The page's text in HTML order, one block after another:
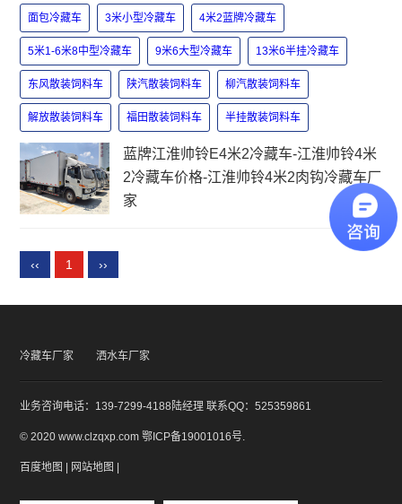
面包冷藏车 3米小型冷藏车 4米2蓝牌冷藏车
5米1-6米8中型冷藏车 9米6大型冷藏车 13米6半挂冷藏车
东风散装饲料车 陕汽散装饲料车 柳汽散装饲料车
解放散装饲料车 福田散装饲料车 半挂散装饲料车
蓝牌江淮帅铃E4米2冷藏车-江淮帅铃4米
2冷藏车价格-江淮帅铃4米2肉钩冷藏车厂
家
‹‹ 1 ››
冷藏车厂家 洒水车厂家
业务咨询电话：139-7299-4188陆经理 联系QQ：525359861
© 2020 www.clzqxp.com鄂ICP备19001016号.
百度地图 网站地图